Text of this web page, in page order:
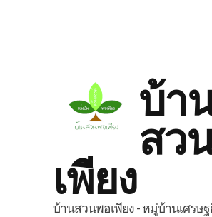
บ้า
สว
เพียง
บ้านสวนพอเพียง - หมู่บ้านเศรษ